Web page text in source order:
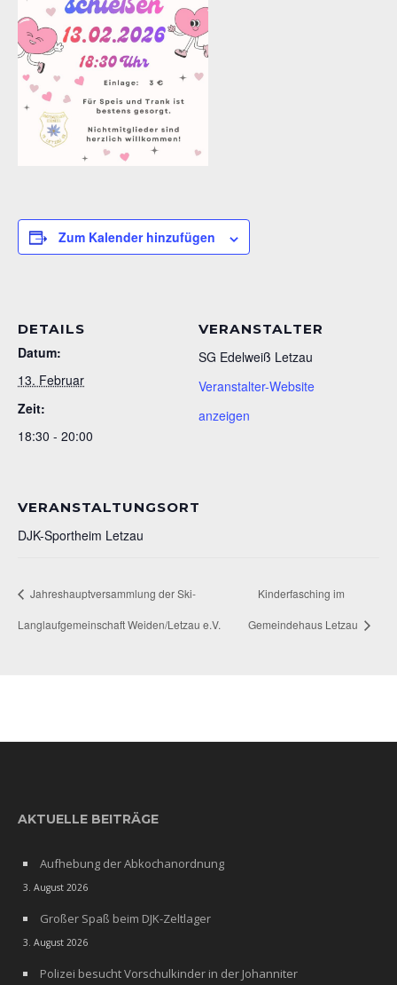
Zum Kalender hinzufügen
DETAILS
Datum:
13. Februar
Zeit:
18:30 - 20:00
VERANSTALTER
SG Edelweiß Letzau
Veranstalter-Website
anzeigen
VERANSTALTUNGSORT
DJK-Sportheim Letzau
Jahreshauptversammlung der Ski-
Langlaufgemeinschaft Weiden/Letzau e.V.
Kinderfasching im
Gemeindehaus Letzau
AKTUELLE BEITRÄGE
Aufhebung der Abkochanordnung
3. August 2026
Großer Spaß beim DJK-Zeltlager
3. August 2026
Polizei besucht Vorschulkinder in der Johanniter